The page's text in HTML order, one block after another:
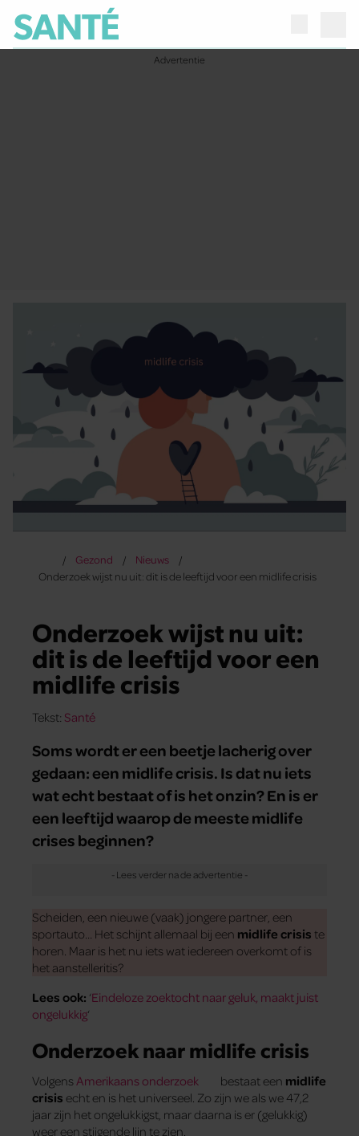
Gezond
Nieuws
Onderzoek wijst nu uit: dit is de leeftijd voor een midlife crisis
Onderzoek wijst nu uit:
dit is de leeftijd voor een
midlife crisis
Tekst: Santé
Soms wordt er een beetje lacherig over
gedaan: een midlife crisis. Is dat nu iets
wat echt bestaat of is het onzin? En is er
een leeftijd waarop de meeste midlife
crises beginnen?
Scheiden, een nieuwe (vaak) jongere partner, een
sportauto… Het schijnt allemaal bij een midlife crisis te
horen. Maar is het nu iets wat iedereen overkomt of is
het aanstelleritis?
Lees ook: ‘Eindeloze zoektocht naar geluk, maakt juist
ongelukkig‘
Onderzoek naar midlife crisis
Volgens Amerikaans onderzoek bestaat een midlife
crisis echt en is het universeel. Zo zijn we als we 47,2
jaar zijn het ongelukkigst, maar daarna is er (gelukkig)
weer een stijgende lijn te zien.